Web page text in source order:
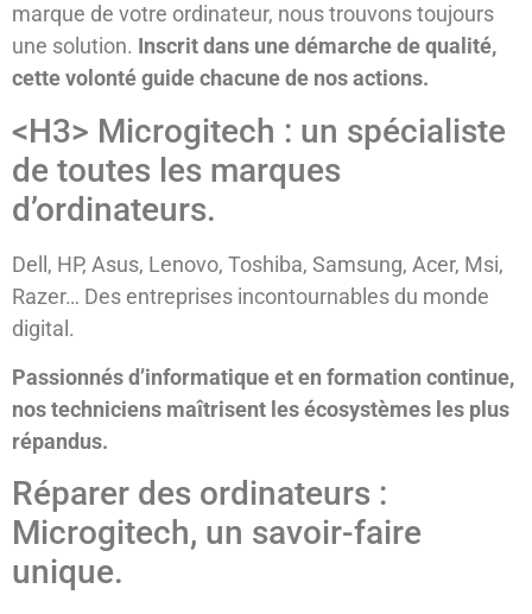
marque de votre ordinateur, nous trouvons toujours
une solution. Inscrit dans une démarche de qualité,
cette volonté guide chacune de nos actions.
<H3> Microgitech : un spécialiste
de toutes les marques
d’ordinateurs.
Dell, HP, Asus, Lenovo, Toshiba, Samsung, Acer, Msi,
Razer… Des entreprises incontournables du monde
digital.
Passionnés d’informatique et en formation continue,
nos techniciens maîtrisent les écosystèmes les plus
répandus.
Réparer des ordinateurs :
Microgitech, un savoir-faire
unique.